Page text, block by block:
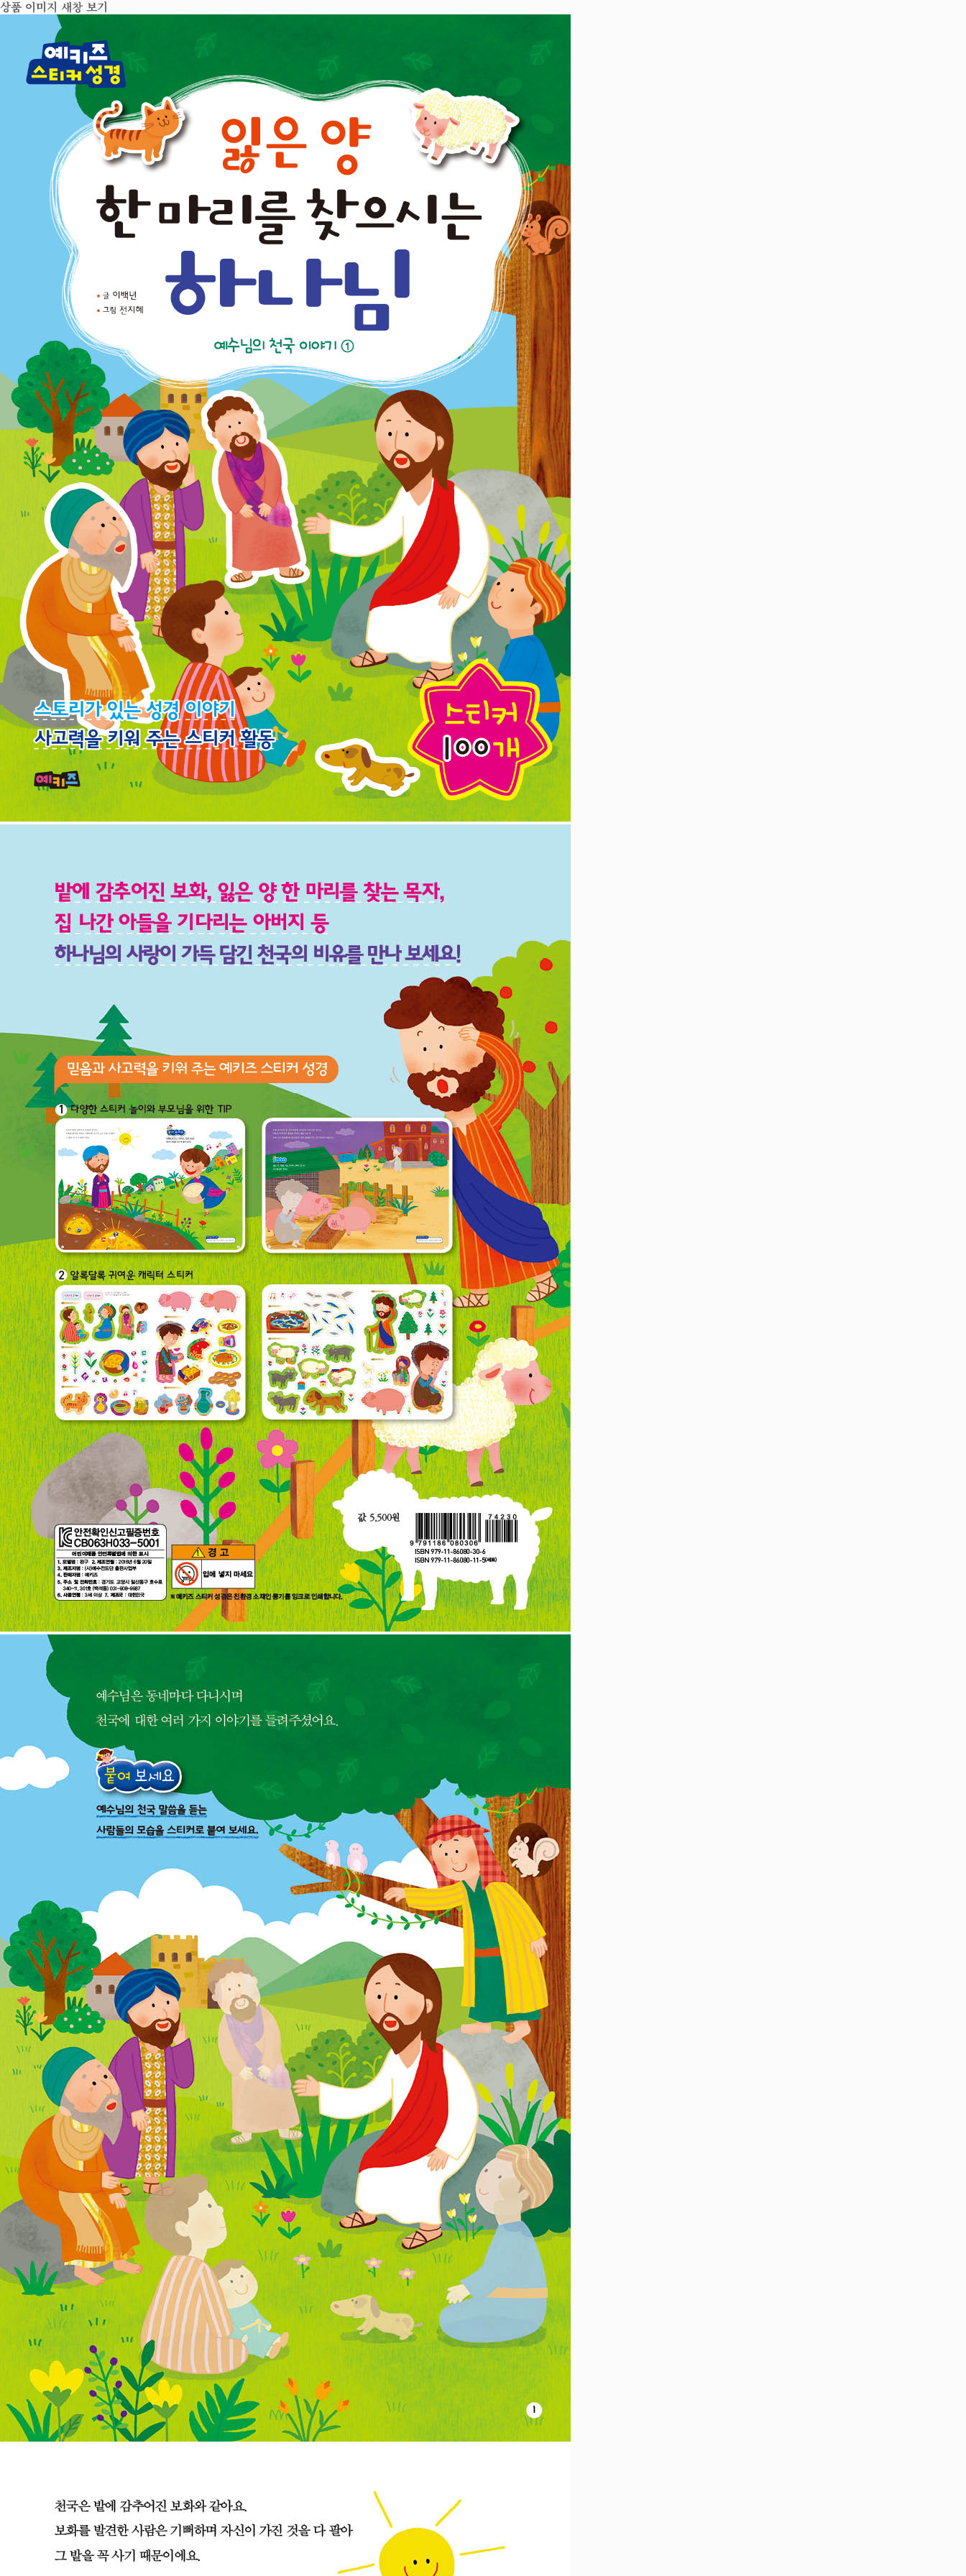
상품 이미지 새창 보기